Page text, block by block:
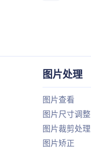
图片处理
图片查看
图片尺寸调整
图片裁剪处理
图片矫正